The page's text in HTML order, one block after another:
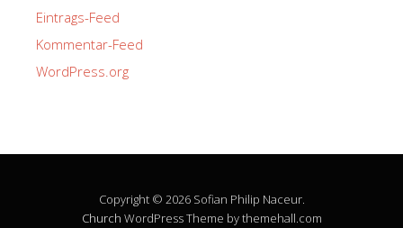
Eintrags-Feed
Kommentar-Feed
WordPress.org
Copyright © 2026 Sofian Philip Naceur.
Church WordPress Theme by themehall.com